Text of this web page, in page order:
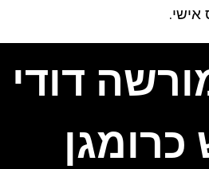
דודי